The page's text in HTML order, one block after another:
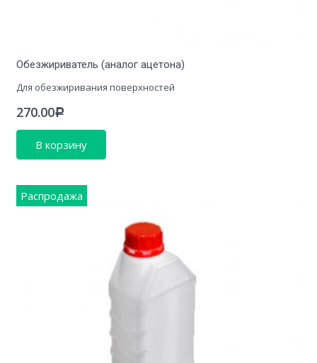
Обезжириватель (аналог ацетона)
Для обезжиривания поверхностей
270.00Р
В корзину
Распродажа